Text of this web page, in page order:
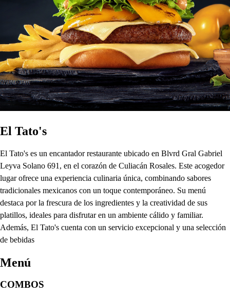
El Tato's
El Tato's es un encantador restaurante ubicado en Blvrd Gral Gabriel
Leyva Solano 691, en el corazón de Culiacán Rosales. Este acogedor
lugar ofrece una experiencia culinaria única, combinando sabores
tradicionales mexicanos con un toque contemporáneo. Su menú
destaca por la frescura de los ingredientes y la creatividad de sus
platillos, ideales para disfrutar en un ambiente cálido y familiar.
Además, El Tato's cuenta con un servicio excepcional y una selección
de bebidas
Menú
COMBOS